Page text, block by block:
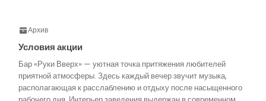
Архив
Условия акции
Бар «Руки Вверх» — уютная точка притяжения любителей
приятной атмосферы. Здесь каждый вечер звучит музыка,
располагающая к расслаблению и отдыху после насыщенного